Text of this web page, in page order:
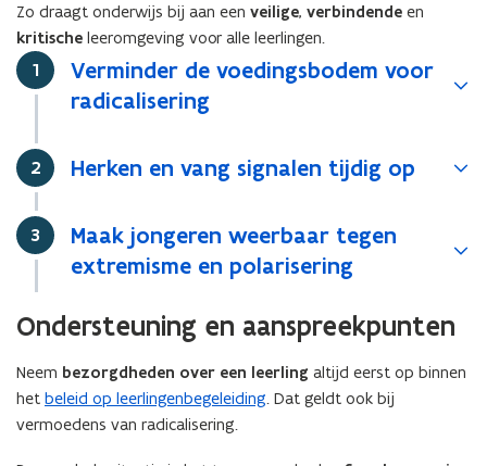
Zo draagt onderwijs bij aan een veilige, verbindende en
kritische leeromgeving voor alle leerlingen.
Stap
1
Verminder de voedingsbodem voor
radicalisering
Stap
2 Herken en vang signalen tijdig op
Stap
3
Maak jongeren weerbaar tegen
extremisme en polarisering
Ondersteuning en aanspreekpunten
Neem bezorgdheden over een leerling altijd eerst op binnen
het beleid op leerlingenbegeleiding. Dat geldt ook bij
vermoedens van radicalisering.